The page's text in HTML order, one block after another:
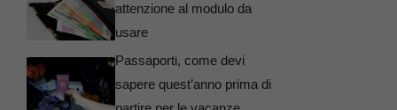
attenzione al modulo da
usare
Passaporti, come devi
sapere quest’anno prima di